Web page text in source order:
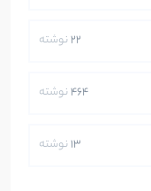
22نوشته
464نوشته
13نوشته